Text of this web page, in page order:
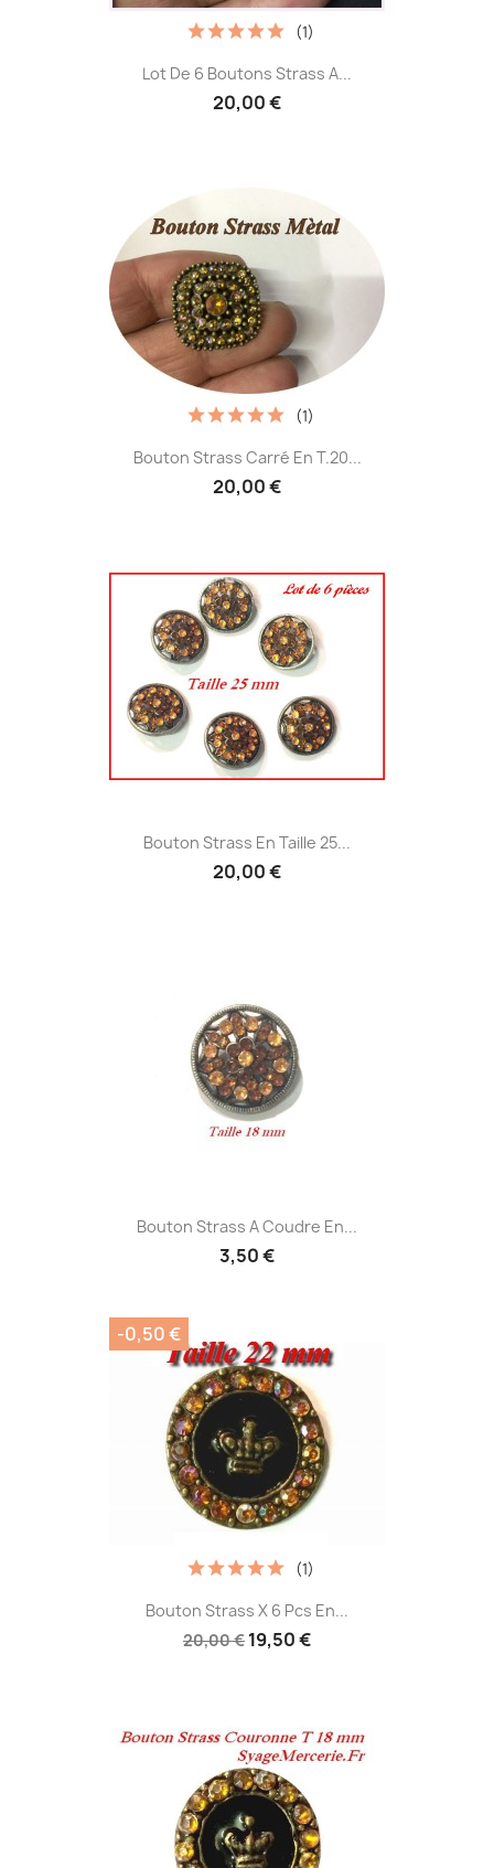
Lot De 6 Boutons Strass A...
20,00 €
(1)
Bouton Strass Carré En T.20...
20,00 €
(1)
Bouton Strass En Taille 25...
20,00 €
Bouton Strass A Coudre En...
3,50 €
Bouton Strass X 6 Pcs En...
20,00 € 19,50 €
(1)
-0,50 €